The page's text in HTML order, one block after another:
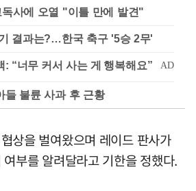
사에 오열 "이틀 만에 발견"
결과는?…한국 축구 '5승 2무'
들 불륜 사과 후 근황
상을 벌여왔으며 레이드 판사가
부를 알려달라고 기한을 정했다.